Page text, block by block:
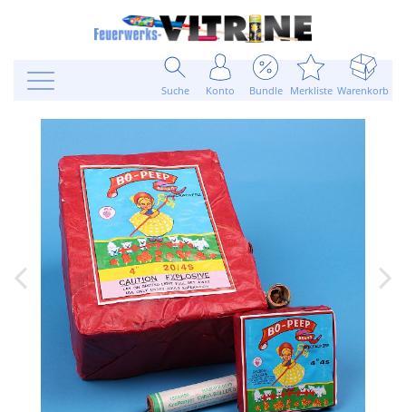
Suche Konto Bundle Merkliste Warenkorb